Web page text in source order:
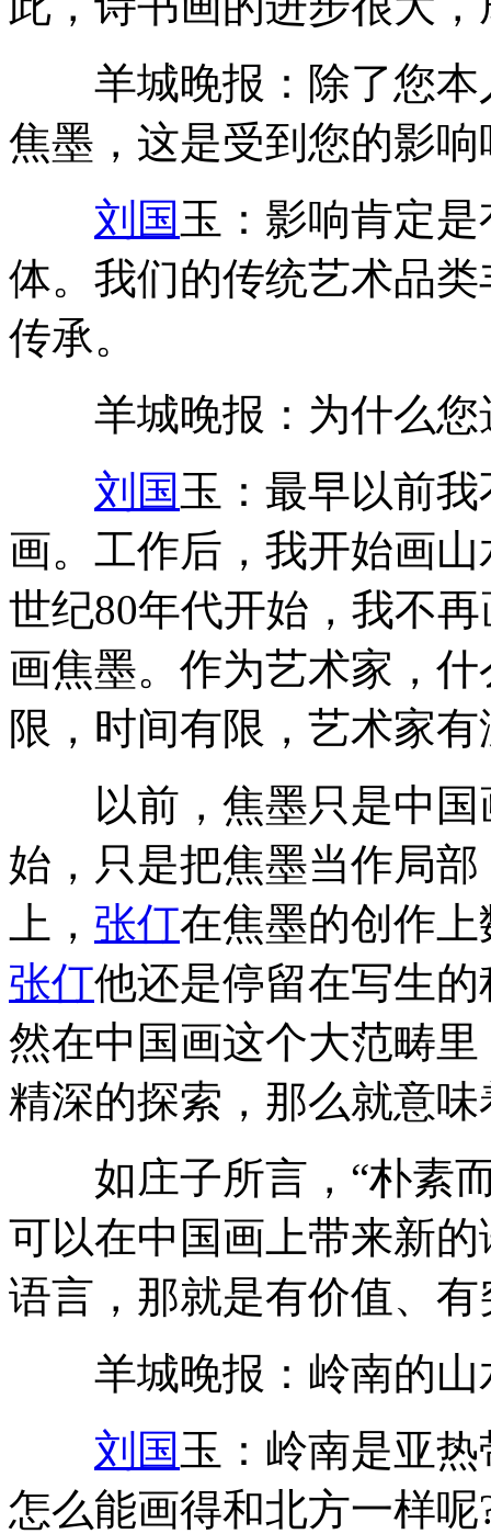
羊城晚报：除了您本
焦墨，这是受到您的影响
刘国 玉：影响肯定
体。我们的传统艺术品
传承。
羊城晚报：为什么您
刘国 玉：最早以前
画。工作后，我开始画
世纪80年代开始，我不
画焦墨。作为艺术家，
限，时间有限，艺术家
以前，焦墨只是中国
始，只是把焦墨当作局
上， 张仃在焦墨的创作
张仃他还是停留在写生
然在中国画这个大范畴
精深的探索，那么就意
如庄子所言，“朴素而
可以在中国画上带来新
语言，那就是有价值、
羊城晚报：岭南的山
刘国 玉：岭南是亚
怎么能画得和北方一样